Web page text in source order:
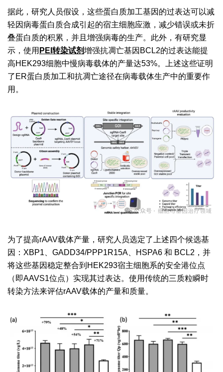
据此，研究人员假设，这些蛋白质加工基因的过表达可以减
轻因病毒蛋白质合成引起的宿主细胞应激，减少错误或未折
叠蛋白质的积累，并且增强病毒的生产。此外，有研究显
示，使用 PEI转染试剂增强抗凋亡基因BCL2的过表达能提
高HEK293细胞中慢病毒载体的产量达53%。上述这些证明
了ER蛋白质加工和抗凋亡途径在病毒载体生产中的重要作
用。
为了提高rAAV载体产量，研究人员选定了上述四个候选基
因：XBP1、GADD34/PPP1R15A、HSPA6 和 BCL2，并
将这些基因稳定整合到HEK293宿主细胞系的安全港位点
（即AAVS1位点）实现其过表达。使用传统的三质粒瞬时
转染方法来评估rAAV载体的产量和质量。